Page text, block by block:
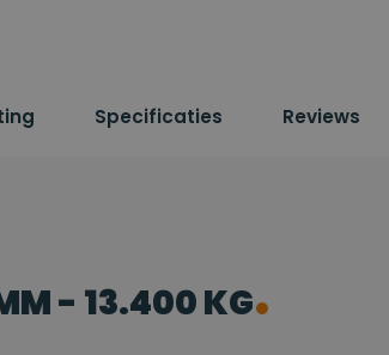
Specificaties Reviews
- 13.400 KG